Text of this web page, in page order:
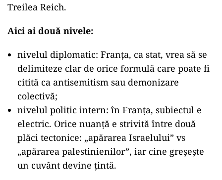
Treilea Reich.
Aici ai două nivele:
nivelul diplomatic: Franța, ca stat, vrea să se
delimiteze clar de orice formulă care poate fi
citită ca antisemitism sau demonizare
colectivă;
nivelul politic intern: în Franța, subiectul e
electric. Orice nuanță e strivită între două
plăci tectonice: „apărarea Israelului” vs
„apărarea palestinienilor”, iar cine greșește
un cuvânt devine țintă.